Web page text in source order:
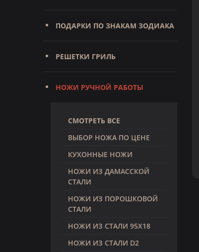
ПОДАРКИ ПО ЗНАКАМ ЗОДИАКА
РЕШЕТКИ ГРИЛЬ
НОЖИ РУЧНОЙ РАБОТЫ
СМОТРЕТЬ ВСЕ
ВЫБОР НОЖА ПО ЦЕНЕ
КУХОННЫЕ НОЖИ
НОЖИ ИЗ ДАМАССКОЙ
СТАЛИ
НОЖИ ИЗ ПОРОШКОВОЙ
СТАЛИ
НОЖИ ИЗ СТАЛИ 95Х18
НОЖИ ИЗ СТАЛИ D2